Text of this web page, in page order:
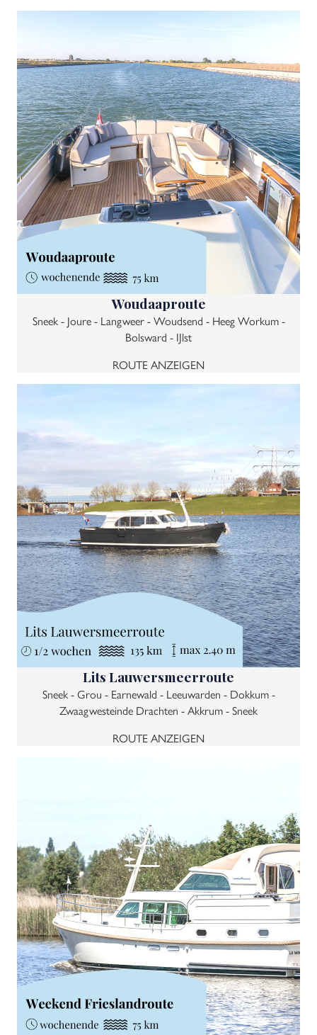
Woudaaproute
Sneek - Joure - Langweer - Woudsend - Heeg Workum -
Bolsward - IJlst
ROUTE ANZEIGEN
Lits Lauwersmeerroute
Sneek - Grou - Earnewald - Leeuwarden - Dokkum -
Zwaagwesteinde Drachten - Akkrum - Sneek
ROUTE ANZEIGEN